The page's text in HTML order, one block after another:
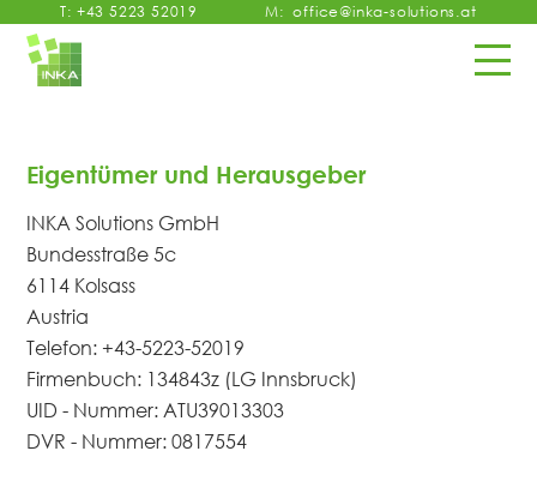
T: +43 5223 52019 M:office@inka-solutions.at
Eigentümer und Herausgeber
INKA Solutions GmbH
Bundesstraße 5c
6114 Kolsass
Austria
Telefon: +43-5223-52019
Firmenbuch: 134843z (LG Innsbruck)
UID - Nummer: ATU39013303
DVR - Nummer: 0817554